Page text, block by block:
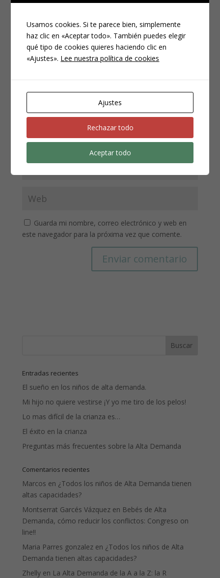
Guarda mi nombre, correo electrónico y web en
este navegador para la próxima vez que comente.
Entradas recientes
El sueño en los niños de alta demanda.
Mi hijo no quiere vestirse ¡Y yo me tiro de los pelos!
Lo mas difícil de la crianza es…
El éxito en la crianza
Preguntas más frecuentes sobre la Alta Demanda
Comentarios recientes
Marcos en ¿Todos los niños de Alta Demanda tienen
altas capacidades?
Montserrat Garcés Vázquezen Bebés de Alta
Demanda, cómo reducir los conflictos: Congreso on
line!!
Maria Parres gonzalezen ¿Todos los niños de Alta
Demanda tienen altas capacidades?
Zhellyen La Alta Demanda de la A a la Z: la R
Usamos cookies. Si te parece bien, simplemente
haz clic en «Aceptar todo». También puedes elegir
qué tipo de cookies quieres haciendo clic en
«Ajustes». Lee nuestra política de cookies
Ajustes
Rechazar todo
Aceptar todo